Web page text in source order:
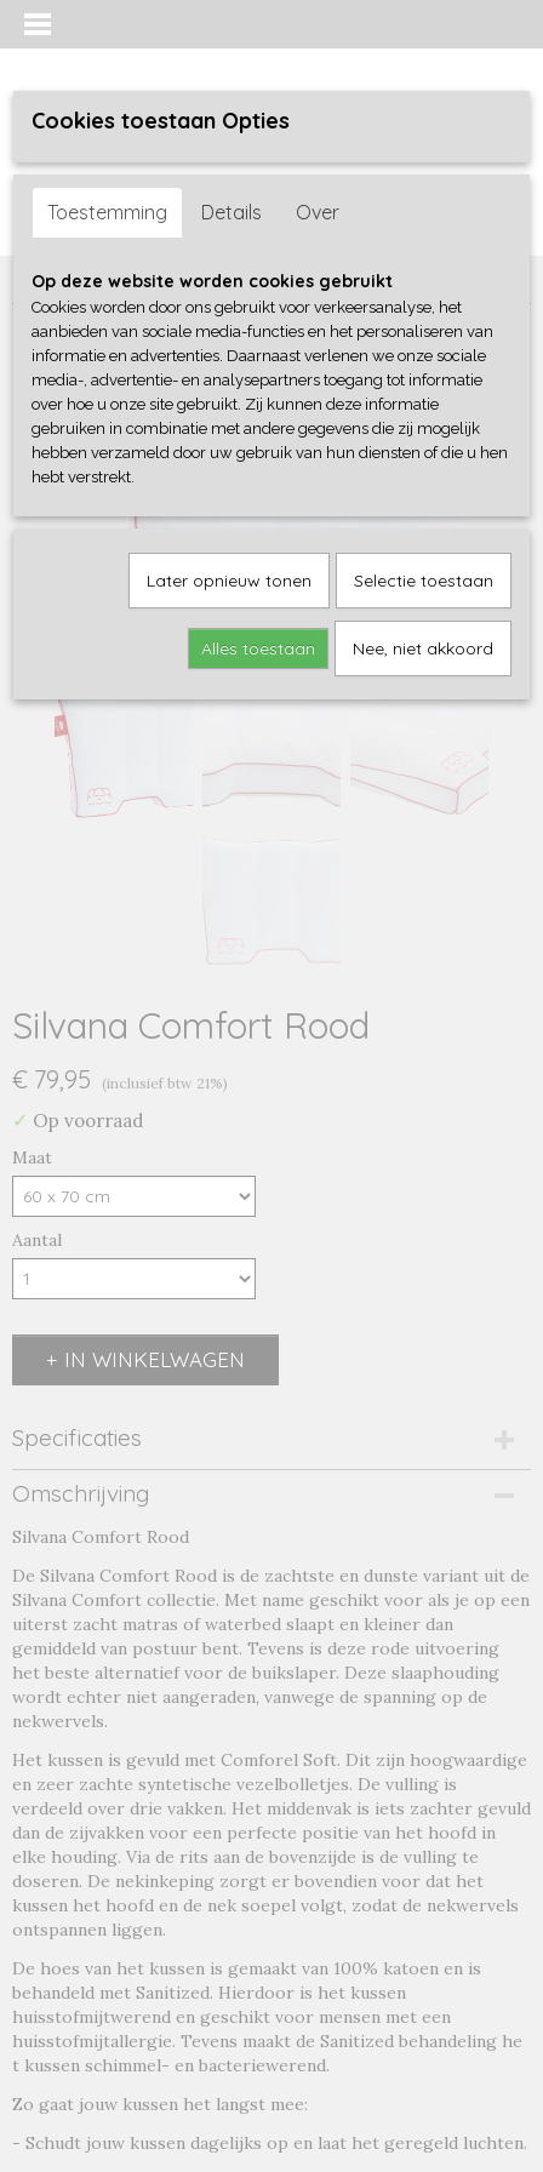
Inloggen Registreren
Home >Bedtextiel> Kussens>Silvana Comfort Rood
Silvana Comfort Rood
€ 79,95 (inclusief btw 21%)
✓ Op voorraad
Maat
Aantal
IN WINKELWAGEN
Specificaties
Productcode
comfort rood-21465
Productcode leverancier
Omschrijving
Silvana Comfort Rood
De Silvana Comfort Rood is de zachtste en dunste variant uit de
Silvana Comfort collectie. Met name geschikt voor als je op een
uiterst zacht matras of waterbed slaapt en kleiner dan
gemiddeld van postuur bent. Tevens is deze rode uitvoering
het beste alternatief voor de buikslaper. Deze slaaphouding
wordt echter niet aangeraden, vanwege de spanning op de
nekwervels.
Het kussen is gevuld met Comforel Soft. Dit zijn hoogwaardige
en zeer zachte syntetische vezelbolletjes. De vulling is
verdeeld over drie vakken. Het middenvak is iets zachter gevuld
dan de zijvakken voor een perfecte positie van het hoofd in
elke houding. Via de rits aan de bovenzijde is de vulling te
doseren. De nekinkeping zorgt er bovendien voor dat het
kussen het hoofd en de nek soepel volgt, zodat de nekwervels
ontspannen liggen.
De hoes van het kussen is gemaakt van 100% katoen en is
behandeld met Sanitized. Hierdoor is het kussen
huisstofmijtwerend en geschikt voor mensen met een
huisstofmijtallergie. Tevens maakt de Sanitized behandeling he
t kussen schimmel- en bacteriewerend.
Zo gaat jouw kussen het langst mee:
- Schudt jouw kussen dagelijks op en laat het geregeld luchten.
Cookies toestaan Opties
Toestemming Details Over
Op deze website worden cookies gebruikt
Cookies worden door ons gebruikt voor verkeersanalyse, het
aanbieden van sociale media-functies en het personaliseren van
informatie en advertenties. Daarnaast verlenen we onze sociale
media-, advertentie- en analysepartners toegang tot informatie
over hoe u onze site gebruikt. Zij kunnen deze informatie
gebruiken in combinatie met andere gegevens die zij mogelijk
hebben verzameld door uw gebruik van hun diensten of die u hen
hebt verstrekt.
Later opnieuw tonen Selectie toestaan
Alles toestaan Nee, niet akkoord